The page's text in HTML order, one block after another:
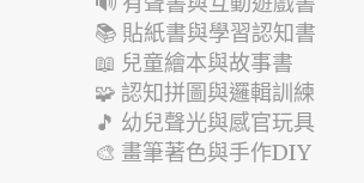
📚 貼紙書與學習認知書
📖 兒童繪本與故事書
🧩 認知拼圖與邏輯訓練
🎵 幼兒聲光與感官玩具
🎨 畫筆著色與手作DIY